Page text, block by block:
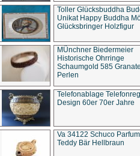
Toller Glücksbuddha
Unikat Happy Buddha
Glücksbringer Holzfigur
MÜnchner Biedermeier
Historische Ohrringe
Schaumgold 585
Perlen
Telefonablage
Design 60er 70er Jahre
Va 34122 Schuco
Teddy Bär Hellbraun